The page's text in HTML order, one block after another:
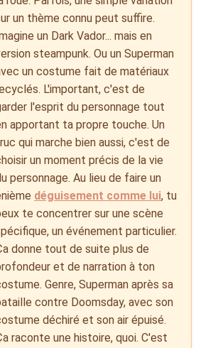
un thème connu peut suffire.
un Dark Vador... mais en
steampunk. Ou un Superman
un costume fait de matériaux
L'important, c'est de
l'esprit du personnage tout
apportant ta propre touche. Un
qui marche bien aussi, c'est de
un moment précis de la vie
personnage. Au lieu de faire un
déguisement comme lui, tu
te concentrer sur une scène
un événement particulier.
donne tout de suite plus de
et de narration à ton
Genre, Superman après sa
contre Doomsday, avec son
déchiré et son air épuisé.
raconte une histoire, quoi. C'est